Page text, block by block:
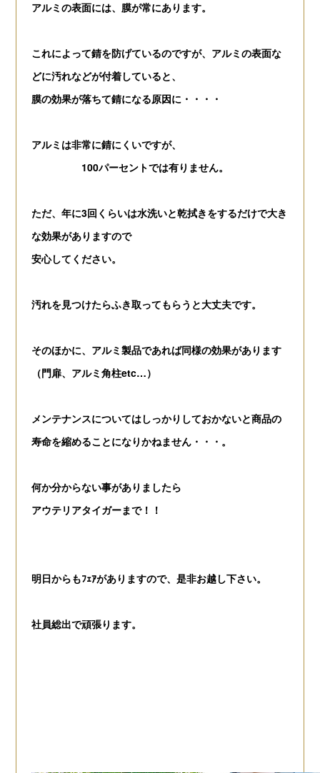
アルミの表面には、 膜が常にあります。
これによって錆を防げているのですが、アルミの表面な
どに汚れなどが付着していると、
膜の効果が落ちて錆になる原因に・・・・
アルミは非常に錆にくいですが、
100パーセントでは有りません。
ただ、年に3回くらいは水洗いと乾拭きをするだけで大き
な効果がありますので
安心してください。
汚れを見つけたらふき取ってもらうと大丈夫です。
そのほかに、アルミ製品であれば同様の効果があります
（門扉、アルミ角柱etc…）
メンテナンスについてはしっかりしておかないと商品の
寿命を縮めることになりかねません・・・。
何か分からない事がありましたら
アウテリアタイガーまで！！
明日からもﾌｪｱがありますので、是非お越し下さい。
社員総出で頑張ります。